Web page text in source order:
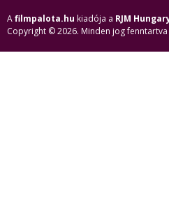
Afilmpalota.hu kiadója a RJM
Copyright © 2026. Minden jog fenntartva